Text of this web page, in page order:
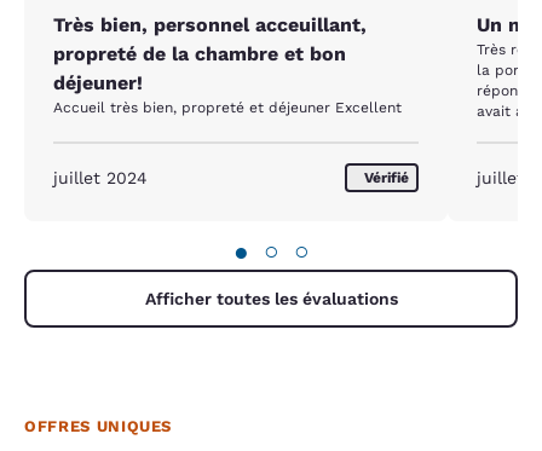
Très bien, personnel acceuillant,
propreté de la chambre et bon
déjeuner!
Accueil très bien, propreté et déjeuner Excellent
juillet 2024 Vérifié
Un
Très
la porte
avait
juillet
● ○ ○
Afficher toutes les évaluations
OFFRES UNIQUES